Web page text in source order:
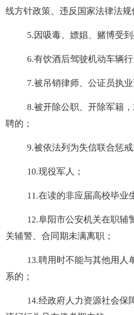
线方针政策、违反国家法律法规
5.因吸毒、嫖娼、赌博受到
6.有饮酒后驾驶机动车辆行
7.被吊销律师、公证员执业
8.被开除公职、开除军籍
聘的；
9.被依法列为失信联合惩戒
10.现役军人；
11.在读的非应届高校毕业
12.阜阳市公安机关在职辅
关辅警、合同期未满离职；
13.聘用时不能与其他用人
系的；
14.经政府人力资源社会保